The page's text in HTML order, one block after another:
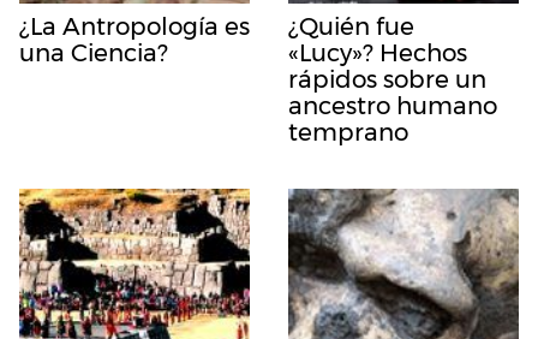
¿La Antropología es
una Ciencia?
¿Quién fue
«Lucy»? Hechos
rápidos sobre un
ancestro humano
temprano